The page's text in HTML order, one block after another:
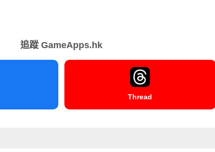
追蹤 GameApps.hk
Thread